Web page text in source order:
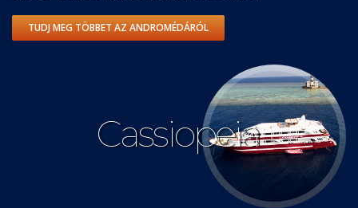
TUDJ MEG TÖBBET AZ ANDROMÉDÁRÓL
Cassiopeia